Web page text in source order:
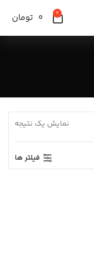
0
0 تومان
نمایش یک نتیجه
فیلتر ها